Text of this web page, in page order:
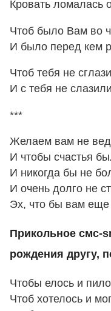
Кровать ломалась
Чтоб было Вам во
И было перед кем
Чтоб тебя не
И с тебя не
***
Желаем вам не
И чтобы счастья
И никогда бы не
И очень долго не
Эх, что бы вам еще
Прикольное смс-
рождения другу,
Чтобы елось и
Чтоб хотелось и